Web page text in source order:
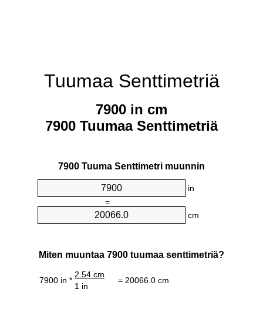
Tuumaa Senttimetriä
7900 in cm
7900 Tuumaa Senttimetriä
7900 Tuuma Senttimetri muunnin
in
=
cm
Miten muuntaa 7900 tuumaa senttimetriä?
7900 in *
2.54 cm
= 20066.0 cm
1 in